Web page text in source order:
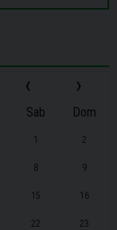
‹ ›
Sab Dom
1 2
8 9
15 16
22 23